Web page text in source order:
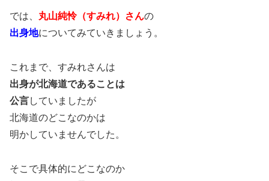
では、 丸山純怜（すみれ）さんの
出身地についてみていきましょう。
これまで、すみれさんは
出身が北海道であることは
公言していましたが
北海道のどこなのかは
明かしていませんでした。
そこで具体的にどこなのか